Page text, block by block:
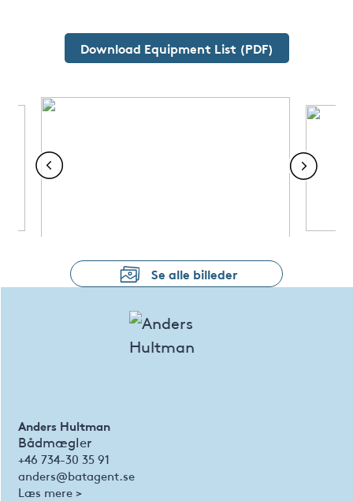
Ford Lehman 2722E
Download Equipment List (PDF)
Se alle billeder
Anders Hultman
Bådmægler
+46 734-30 35 91
anders@batagent.se
Læs mere >